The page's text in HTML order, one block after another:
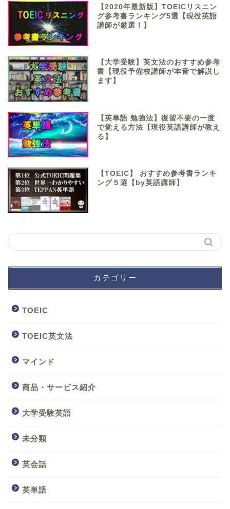
【2020年最新版】TOEICリスニン
グ参考書ランキング5選【現役英語
講師が厳選！】
【大学受験】英文法のおすすめ参考
書【現役予備校講師が本音で解説し
ます】
【英単語 勉強法】復習不要の一度
で覚える方法【現役英語講師が教え
る】
【TOEIC】 おすすめ参考書ランキ
ング５選【by英語講師】
カテゴリー
TOEIC
TOEIC英文法
マインド
商品・サービス紹介
大学受験英語
未分類
英会話
英単語